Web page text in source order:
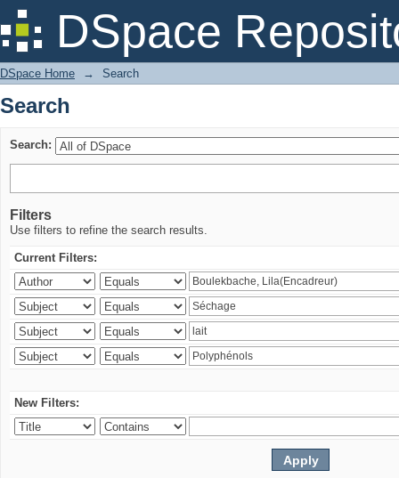
DSpace
Search
DSpace Home → Search
Search
Search:
Filters
Use filters to refine the search results.
Current Filters:
New Filters: